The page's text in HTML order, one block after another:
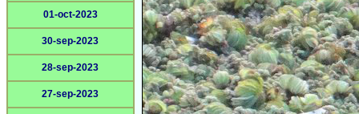
01-oct-2023
30-sep-2023
28-sep-2023
27-sep-2023